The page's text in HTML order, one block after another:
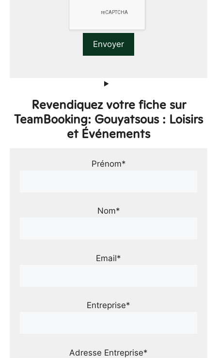
Revendiquez votre fiche sur
TeamBooking: Gouyatsous : Loisirs
et Événements
Prénom*
Nom*
Email*
Entreprise*
Adresse Entreprise*